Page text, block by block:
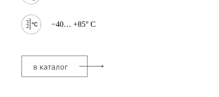
−40… +85° C